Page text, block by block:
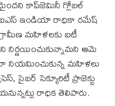
కాప్‌జెమినీ గ్లోబల్‌
ఇండియా రాధికా రమేష్‌
గ్రామీణ మహిళలకు ఐటీ
నిర్ణయించుకున్నామని ఆమె
నియమించుకున్న మహిళలు
సైబర్‌ సెక్యూరిటీ ప్రాజెక్టు
రాధిక తెలిపారు.